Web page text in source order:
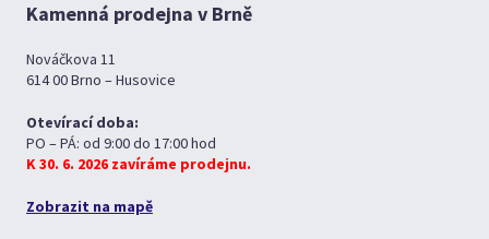
Kamenná prodejna v Brně
Nováčkova 11
614 00 Brno – Husovice
Otevírací doba:
PO – PÁ: od 9:00 do 17:00 hod
K 30. 6. 2026 zavíráme prodejnu.
Zobrazit na mapě